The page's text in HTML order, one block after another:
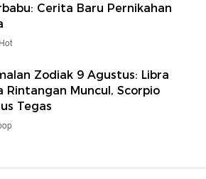
Cerita Baru Pernikahan
Zodiak 9 Agustus: Libra
Rintangan Muncul, Scorpio
Tegas